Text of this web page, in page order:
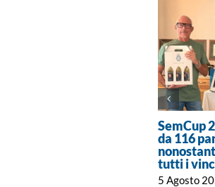
SemCup
da 116
tutti i
5 Agosto